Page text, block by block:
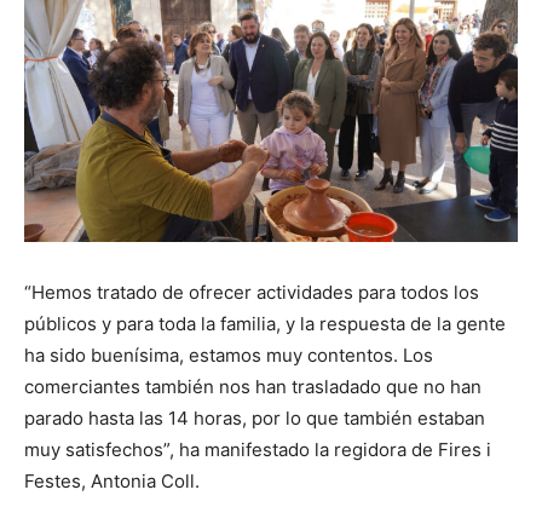
“Hemos tratado de ofrecer actividades para todos los
públicos y para toda la familia, y la respuesta de la gente
ha sido buenísima, estamos muy contentos. Los
comerciantes también nos han trasladado que no han
parado hasta las 14 horas, por lo que también estaban
muy satisfechos”, ha manifestado la regidora de Fires i
Festes, Antonia Coll.